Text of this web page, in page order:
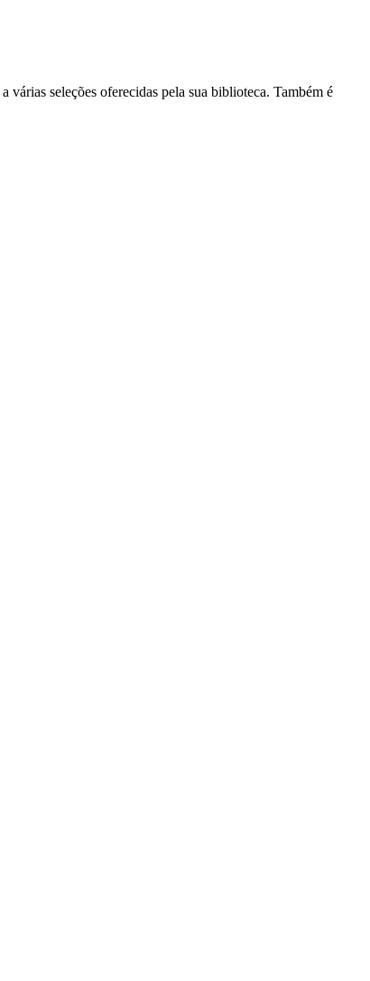
várias seleções oferecidas pela sua biblioteca. Também é